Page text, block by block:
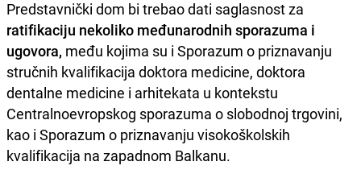
Predstavnički dom bi trebao dati saglasnost za
ratifikaciju nekoliko međunarodnih sporazuma i
ugovora, među kojima su i Sporazum o priznavanju
stručnih kvalifikacija doktora medicine, doktora
dentalne medicine i arhitekata u kontekstu
Centralnoevropskog sporazuma o slobodnoj trgovini,
kao i Sporazum o priznavanju visokoškolskih
kvalifikacija na zapadnom Balkanu.